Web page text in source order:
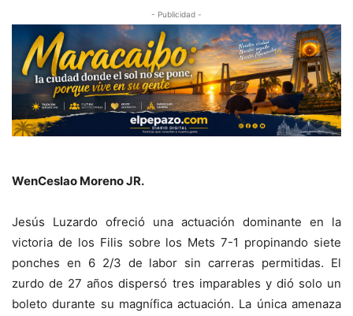
- Publicidad -
WenCeslao Moreno JR.
Jesús Luzardo ofreció una actuación dominante en la
victoria de los Filis sobre los Mets 7-1 propinando siete
ponches en 6 2/3 de labor sin carreras permitidas. El
zurdo de 27 años dispersó tres imparables y dió solo un
boleto durante su magnífica actuación. La única amenaza